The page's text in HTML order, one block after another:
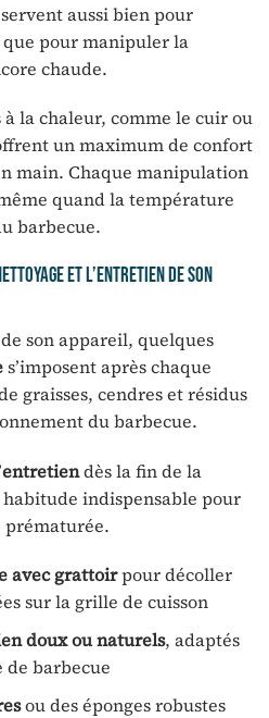
aussi bien pour
pour manipuler la
chaude.
la chaleur, comme le cuir ou
un maximum de confort
main. Chaque manipulation
quand la température
barbecue.
et l’entretien de son
son appareil, quelques
s’imposent après chaque
graisses, cendres et résidus
du barbecue.
entretiendès la fin de la
indispensable pour
avec grattoirpour décoller
sur la grille de cuisson
doux ou naturels, adaptés
de barbecue
ou des éponges robustes